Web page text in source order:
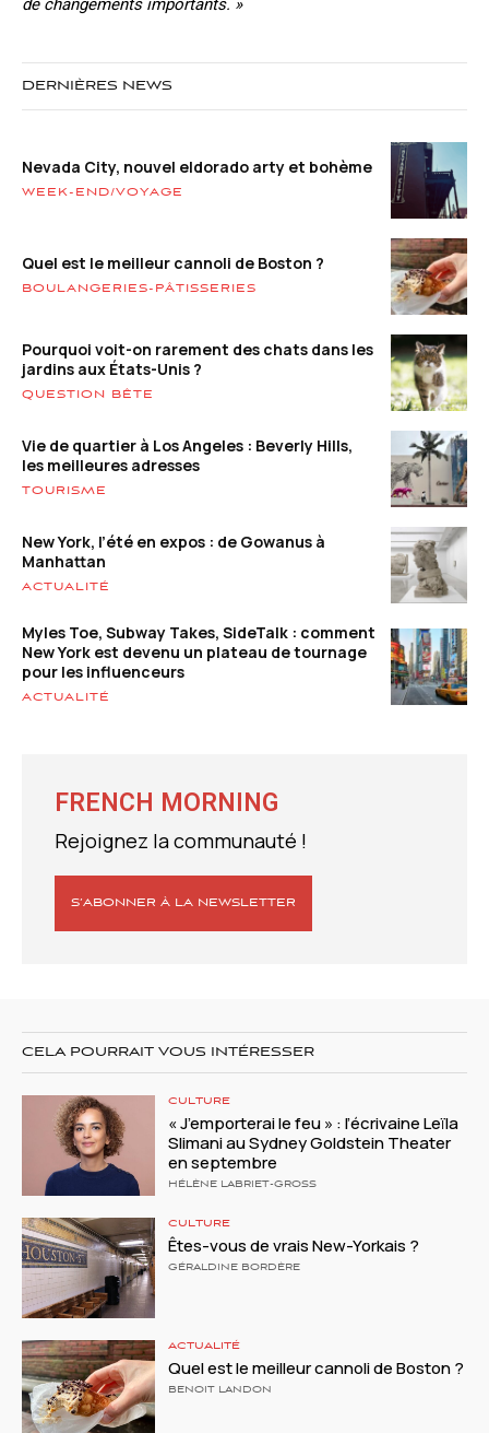
de changements importants. »
DERNIÈRES NEWS
Nevada City, nouvel eldorado arty et bohème
WEEK-END/VOYAGE
Quel est le meilleur cannoli de Boston ?
BOULANGERIES-PÂTISSERIES
Pourquoi voit-on rarement des chats dans les
jardins aux États-Unis ?
QUESTION BÊTE
Vie de quartier à Los Angeles : Beverly Hills,
les meilleures adresses
TOURISME
New York, l’été en expos : de Gowanus à
Manhattan
ACTUALITÉ
Myles Toe, Subway Takes, SideTalk : comment
New York est devenu un plateau de tournage
pour les influenceurs
ACTUALITÉ
FRENCH MORNING
Rejoignez la communauté !
S’ABONNER À LA NEWSLETTER
CELA POURRAIT VOUS INTÉRESSER
CULTURE
« J’emporterai le feu » : l’écrivaine Leïla
Slimani au Sydney Goldstein Theater
en septembre
HÉLÈNE LABRIET-GROSS
CULTURE
Êtes-vous de vrais New-Yorkais ?
GÉRALDINE BORDÈRE
ACTUALITÉ
Quel est le meilleur cannoli de Boston ?
BENOIT LANDON